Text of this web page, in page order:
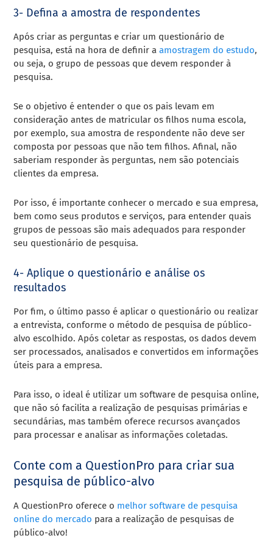
3- Defina a amostra de respondentes
Após criar as perguntas e criar um questionário de
pesquisa, está na hora de definir aamostragem do estudo,
ou seja, o grupo de pessoas que devem responder à
pesquisa.
Se o objetivo é entender o que os pais levam em
consideração antes de matricular os filhos numa escola,
por exemplo, sua amostra de respondente não deve ser
composta por pessoas que não tem filhos. Afinal, não
saberiam responder às perguntas, nem são potenciais
clientes da empresa.
Por isso, é importante conhecer o mercado e sua empresa,
bem como seus produtos e serviços, para entender quais
grupos de pessoas são mais adequados para responder
seu questionário de pesquisa.
4- Aplique o questionário e análise os
resultados
Por fim, o último passo é aplicar o questionário ou realizar
a entrevista, conforme o método de pesquisa de público-
alvo escolhido. Após coletar as respostas, os dados devem
ser processados, analisados e convertidos em informações
úteis para a empresa.
Para isso, o ideal é utilizar um software de pesquisa online,
que não só facilita a realização de pesquisas primárias e
secundárias, mas também oferece recursos avançados
para processar e analisar as informações coletadas.
Conte com a QuestionPro para criar sua
pesquisa de público-alvo
A QuestionPro oferece o melhor software de pesquisa
online do mercado para a realização de pesquisas de
público-alvo!